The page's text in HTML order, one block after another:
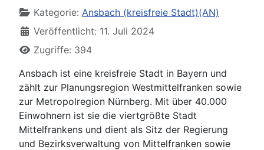
Kategorie: Ansbach (kreisfreie Stadt)(AN)
Veröffentlicht: 11. Juli 2024
Zugriffe: 394
Ansbach ist eine kreisfreie Stadt in Bayern und
zählt zur Planungsregion Westmittelfranken sowie
zur Metropolregion Nürnberg. Mit über 40.000
Einwohnern ist sie die viertgrößte Stadt
Mittelfrankens und dient als Sitz der Regierung
und Bezirksverwaltung von Mittelfranken sowie